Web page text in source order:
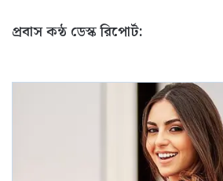
প্রবাস কন্ঠ ডেস্ক রিপোর্ট: